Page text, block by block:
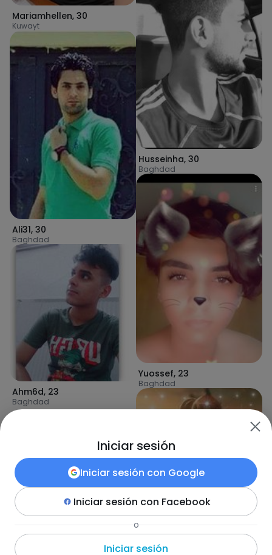
Mariamhellen, 30
Kuwayt
Ali31, 30
Baghdad
Ahm6d, 23
Baghdad
Husseinha, 30
Baghdad
Yuossef, 23
Baghdad
FufiFufi,23
Baghdad
Iniciar sesión
Iniciar sesión con Google
Iniciar sesión con Facebook
o
Iniciar sesión